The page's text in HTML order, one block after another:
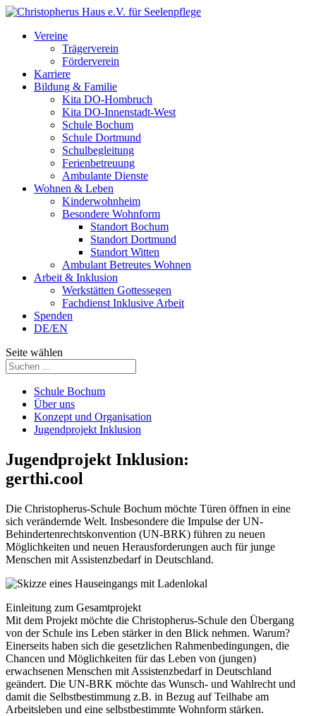
Vereine
Trägerverein
Förderverein
Karriere
Bildung & Familie
Kita DO-Hombruch
Kita DO-Innenstadt-West
Schule Bochum
Schule Dortmund
Schulbegleitung
Ferienbetreuung
Ambulante Dienste
Wohnen & Leben
Kinderwohnheim
Besondere Wohnform
Standort Bochum
Standort Dortmund
Standort Witten
Ambulant Betreutes Wohnen
Arbeit & Inklusion
Werkstätten Gottessegen
Fachdienst Inklusive Arbeit
Spenden
DE/EN
Seite wählen
Schule Bochum
Über uns
Konzept und Organisation
Jugendprojekt Inklusion
Jugendprojekt Inklusion:
gerthi.cool
Die Christopherus-Schule Bochum möchte Türen öffnen in eine
sich verändernde Welt. Insbesondere die Impulse der UN-
Behindertenrechtskonvention (UN-BRK) führen zu neuen
Möglichkeiten und neuen Herausforderungen auch für junge
Menschen mit Assistenzbedarf in Deutschland.
Einleitung zum Gesamtprojekt
Mit dem Projekt möchte die Christopherus-Schule den Übergang
von der Schule ins Leben stärker in den Blick nehmen. Warum?
Einerseits haben sich die gesetzlichen Rahmenbedingungen, die
Chancen und Möglichkeiten für das Leben von (jungen)
erwachsenen Menschen mit Assistenzbedarf in Deutschland
geändert. Die UN-BRK möchte das Wunsch- und Wahlrecht und
damit die Selbstbestimmung z.B. in Bezug auf Teilhabe am
Arbeitsleben und eine selbstbestimmte Wohnform stärken.